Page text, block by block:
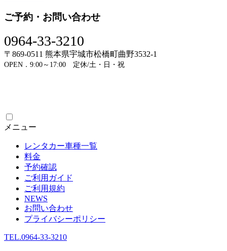
ご予約・お問い合わせ
0964-33-3210
〒869-0511 熊本県宇城市松橋町曲野3532-1
OPEN．9:00～17:00 定休/土・日・祝
メニュー
レンタカー車種一覧
料金
予約確認
ご利用ガイド
ご利用規約
NEWS
お問い合わせ
プライバシーポリシー
TEL.0964-33-3210